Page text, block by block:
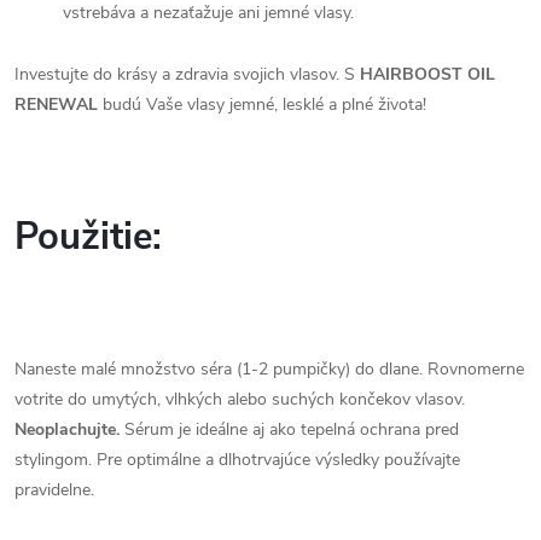
vstrebáva a nezaťažuje ani jemné vlasy.
Investujte do krásy a zdravia svojich vlasov. S HAIRBOOST OIL
RENEWAL budú Vaše vlasy jemné, lesklé a plné života!
Použitie:
Naneste malé množstvo séra (1-2 pumpičky) do dlane. Rovnomerne
votrite do umytých, vlhkých alebo suchých končekov vlasov.
Neoplachujte. Sérum je ideálne aj ako tepelná ochrana pred
stylingom. Pre optimálne a dlhotrvajúce výsledky používajte
pravidelne.